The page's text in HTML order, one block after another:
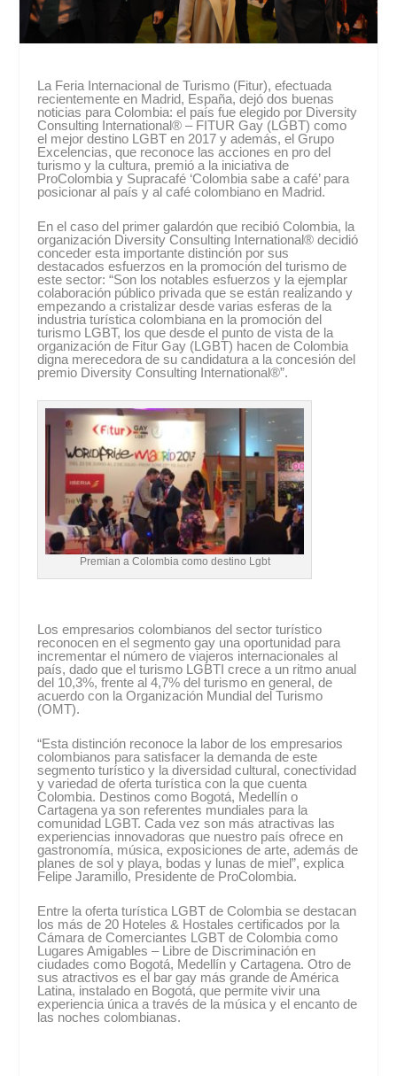
La Feria Internacional de Turismo (Fitur), efectuada
recientemente en Madrid, España, dejó dos buenas
noticias para Colombia: el país fue elegido por Diversity
Consulting International® – FITUR Gay (LGBT) como
el mejor destino LGBT en 2017 y además, el Grupo
Excelencias, que reconoce las acciones en pro del
turismo y la cultura, premió a la iniciativa de
ProColombia y Supracafé ‘Colombia sabe a café’ para
posicionar al país y al café colombiano en Madrid.
En el caso del primer galardón que recibió Colombia, la
organización Diversity Consulting International® decidió
conceder esta importante distinción por sus
destacados esfuerzos en la promoción del turismo de
este sector: “Son los notables esfuerzos y la ejemplar
colaboración público privada que se están realizando y
empezando a cristalizar desde varias esferas de la
industria turística colombiana en la promoción del
turismo LGBT, los que desde el punto de vista de la
organización de Fitur Gay (LGBT) hacen de Colombia
digna merecedora de su candidatura a la concesión del
premio Diversity Consulting International®”.
Premian a Colombia como destino Lgbt
Los empresarios colombianos del sector turístico
reconocen en el segmento gay una oportunidad para
incrementar el número de viajeros internacionales al
país, dado que el turismo LGBTI crece a un ritmo anual
del 10,3%, frente al 4,7% del turismo en general, de
acuerdo con la Organización Mundial del Turismo
(OMT).
“Esta distinción reconoce la labor de los empresarios
colombianos para satisfacer la demanda de este
segmento turístico y la diversidad cultural, conectividad
y variedad de oferta turística con la que cuenta
Colombia. Destinos como Bogotá, Medellín o
Cartagena ya son referentes mundiales para la
comunidad LGBT. Cada vez son más atractivas las
experiencias innovadoras que nuestro país ofrece en
gastronomía, música, exposiciones de arte, además de
planes de sol y playa, bodas y lunas de miel”, explica
Felipe Jaramillo, Presidente de ProColombia.
Entre la oferta turística LGBT de Colombia se destacan
los más de 20 Hoteles & Hostales certificados por la
Cámara de Comerciantes LGBT de Colombia como
Lugares Amigables – Libre de Discriminación en
ciudades como Bogotá, Medellín y Cartagena. Otro de
sus atractivos es el bar gay más grande de América
Latina, instalado en Bogotá, que permite vivir una
experiencia única a través de la música y el encanto de
las noches colombianas.